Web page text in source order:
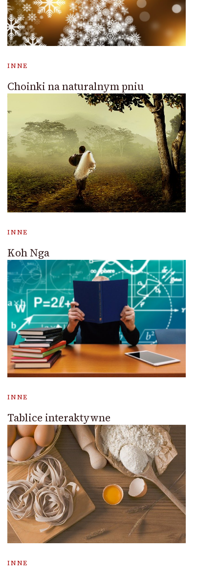
INNE
Choinki na naturalnym pniu
INNE
Koh Nga
INNE
Tablice interaktywne
INNE